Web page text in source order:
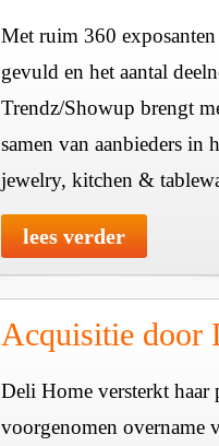
Met ruim 360
gevuld en het aantal
Trendz/Showup brengt
samen van aanbieders in
jewelry, kitchen &
lees verder
Acquisitie door
Deli Home versterkt haar
voorgenomen overname